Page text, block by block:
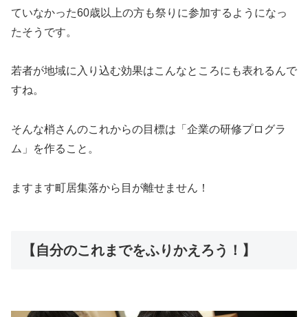
ていなかった60歳以上の方も祭りに参加するようになっ
たそうです。
若者が地域に入り込む効果はこんなところにも表れるんで
すね。
そんな梢さんのこれからの目標は「企業の研修プログラ
ム」を作ること。
ますます町居集落から目が離せません！
【自分のこれまでをふりかえろう！】